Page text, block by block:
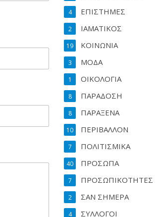
ΕΠΙΣΤΗΜΕΣ
4
ΙΑΜΑΤΙΚΟΣ
2
ΚΟΙΝΩΝΙΑ
19
ΜΟΔΑ
3
ΟΙΚΟΛΟΓΙΑ
1
ΠΑΡΑΔΟΣΗ
8
ΠΑΡΑΞΕΝΑ
8
ΠΕΡΙΒΑΛΛΟΝ
10
ΠΟΛΙΤΙΣΜΙΚΑ
7
ΠΡΟΣΩΠΑ
40
ΠΡΟΣΩΠΙΚΟΤΗΤΕΣ
7
ΣΑΝ ΣΗΜΕΡΑ
2
ΣΥΛΛΟΓΟΙ
4